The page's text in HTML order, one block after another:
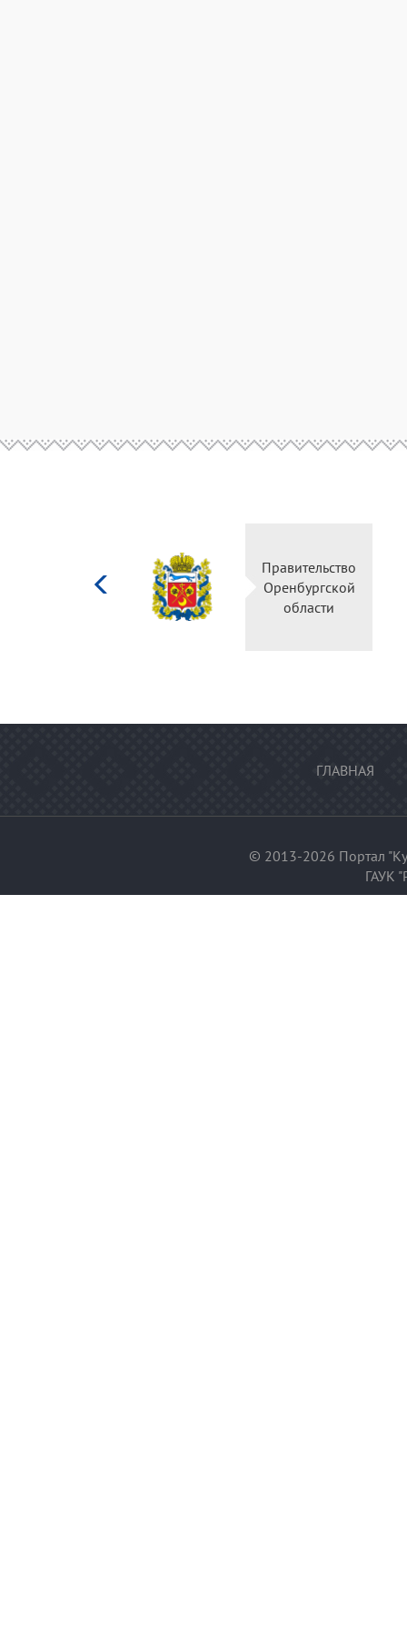
Правительство
Оренбургской
области
ГЛАВНАЯ
© 2013-2026 Портал
ГАУК